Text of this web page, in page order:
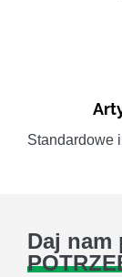
Standardowe
Daj nam